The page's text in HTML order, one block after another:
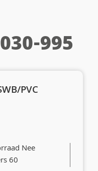
995
PVC
Nee
60